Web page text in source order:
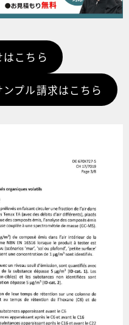
こちら
プル請求はこちら